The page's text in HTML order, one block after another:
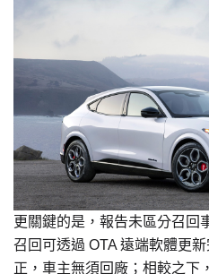
更關鍵的是，報告未區分召回
召回可透過 OTA 遠端軟體更
正，車主無須回廠；相較之下